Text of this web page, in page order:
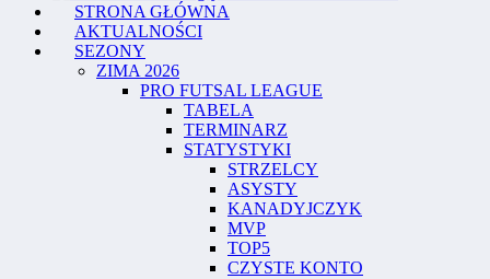
STRONA GŁÓWNA
AKTUALNOŚCI
SEZONY
ZIMA 2026
PRO FUTSAL LEAGUE
TABELA
TERMINARZ
STATYSTYKI
STRZELCY
ASYSTY
KANADYJCZYK
MVP
TOP5
CZYSTE KONTO